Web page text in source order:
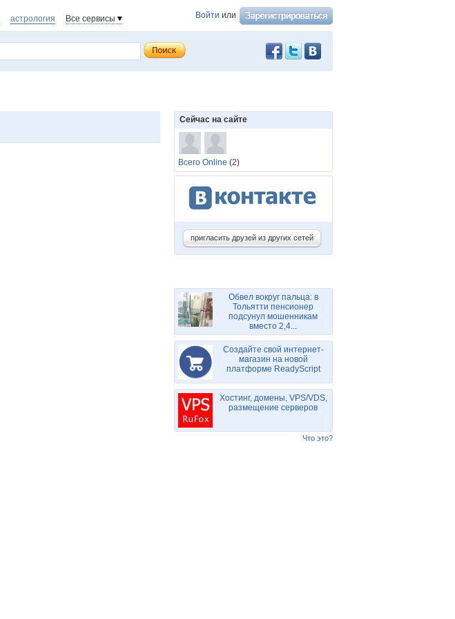
Войти или
астрология Все сервисы
Сейчас на сайте
Всего Online (2)
пригласить друзей из других сетей
Обвел вокруг пальца: в
Тольятти пенсионер
подсунул мошенникам
вместо 2,4...
Создайте свой интернет-
магазин на новой
платформе ReadyScript
Хостинг, домены, VPS/VDS,
размещение серверов
Что это?